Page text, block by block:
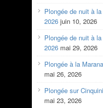
Plongée de nuit à
2026 juin 10, 2026
Plongée de nuit à
2026 mai 29, 2026
Plongée à la
mai 26, 2026
Plongée sur
mai 23, 2026